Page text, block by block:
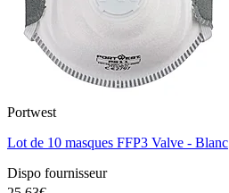
Portwest
Lot de 10 masques FFP3 Valve - Blanc
Dispo fournisseur